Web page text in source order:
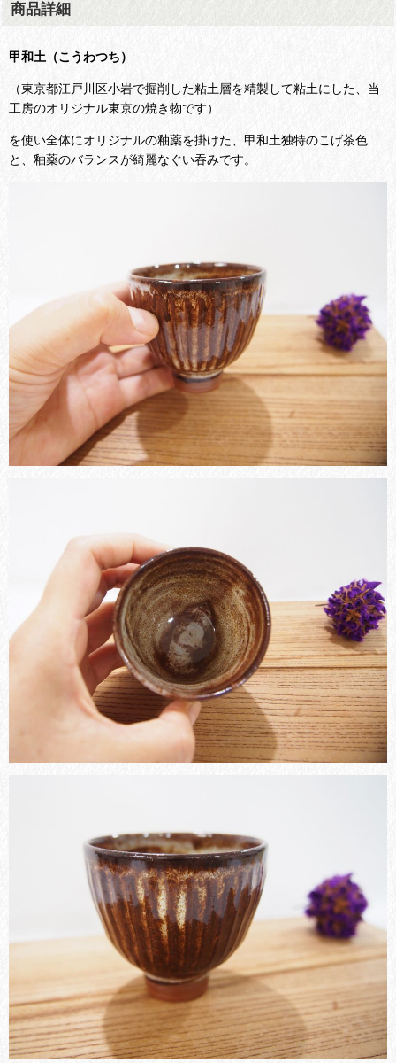
商品詳細
甲和土（こうわつち）
（東京都江戸川区小岩で掘削した粘土層を精製して粘土にした、当
工房のオリジナル東京の焼き物です）
を使い全体にオリジナルの釉薬を掛けた、甲和土独特のこげ茶色
と、釉薬のバランスが綺麗なぐい吞みです。